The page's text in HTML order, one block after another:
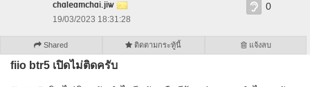
chaleamchai.jiw
19/03/2023 18:31:28
0
Shared ติดตามกระทู้นี้ แจ้งลบ
fiio btr5 เปิดไม่ติดครับ